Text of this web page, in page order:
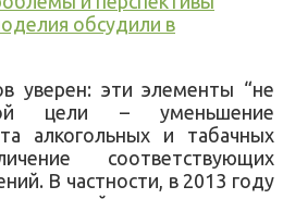
обсудили в
уверен: эти элементы “не
цели – уменьшение
алкогольных и табачных
соответствующих
В частности, в 2013 году